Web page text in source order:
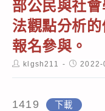
部公民與社
法觀點分析
報名參與。
Postklgsh211
Post2022-
1419 下載